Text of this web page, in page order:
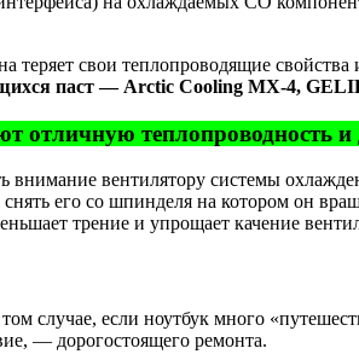
свои теплопроводящие
паст — Arctic Cooling MX-4,
отличную теплопроводность
вентилятору системы
его со шпинделя на котором он
трение и упрощает качение
случае, если ноутбук много
— дорогостоящего ремонта.